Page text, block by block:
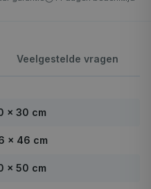
Veelgestelde vragen
× 30 cm
× 46 cm
× 50 cm